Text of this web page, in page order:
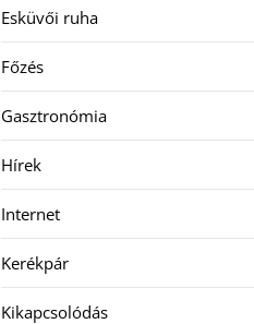
Esküvői ruha
Főzés
Gasztronómia
Hírek
Internet
Kerékpár
Kikapcsolódás